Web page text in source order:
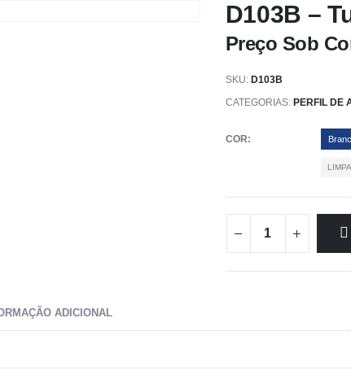
D103B –
Preço Sob
SKU: D103B
CATEGORIAS: PERFIL DE
COR
ADICIONAL